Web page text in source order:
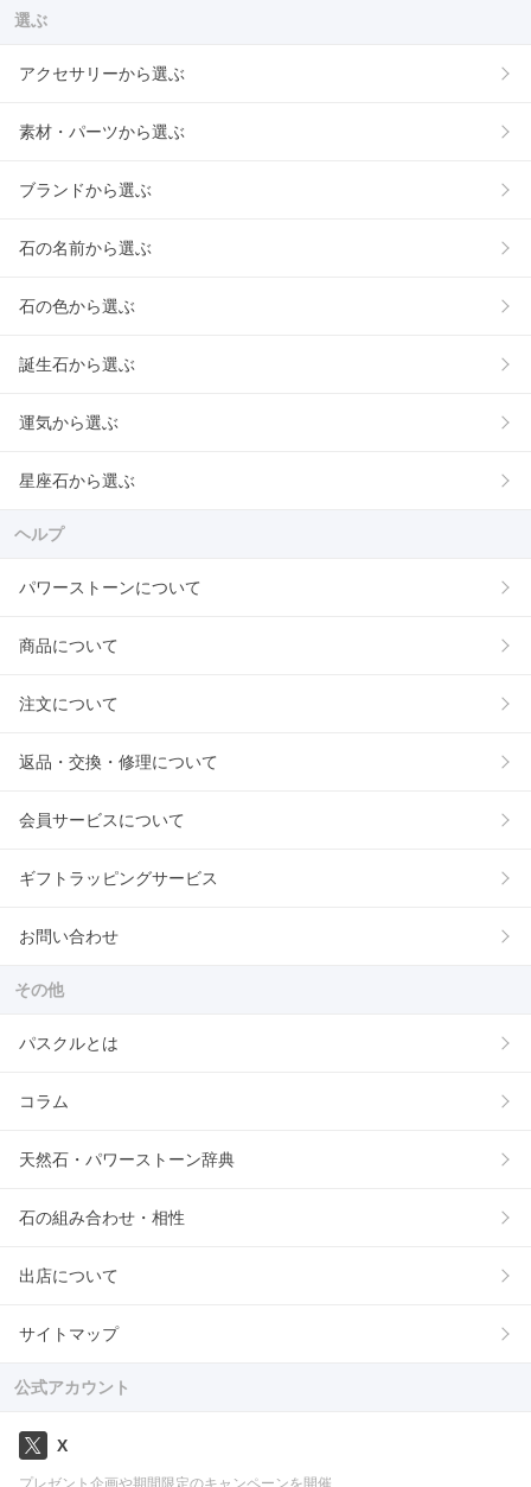
選ぶ
アクセサリーから選ぶ
素材・パーツから選ぶ
ブランドから選ぶ
石の名前から選ぶ
石の色から選ぶ
誕生石から選ぶ
運気から選ぶ
星座石から選ぶ
ヘルプ
パワーストーンについて
商品について
注文について
返品・交換・修理について
会員サービスについて
ギフトラッピングサービス
お問い合わせ
その他
パスクルとは
コラム
天然石・パワーストーン辞典
石の組み合わせ・相性
出店について
サイトマップ
公式アカウント
X